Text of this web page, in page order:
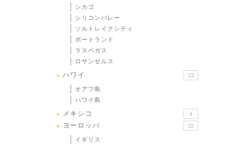
シカゴ
シリコンバレー
ソルトレイクシティ
ポートランド
ラスベガス
ロサンゼルス
ハワイ 23
オアフ島
ハワイ島
メキシコ 4
ヨーロッパ 32
イギリス